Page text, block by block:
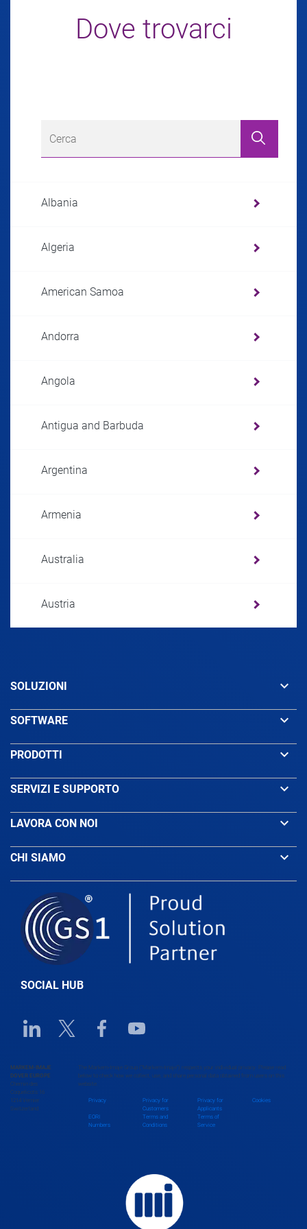
Dove trovarci
Albania
Algeria
American Samoa
Andorra
Angola
Antigua and Barbuda
Argentina
Armenia
Australia
Austria
Bahamas
Bangladesh
Barbados
Belgium
Belize
Bolivia
SOLUZIONI keyboard_arrow_down
SOFTWARE keyboard_arrow_down
PRODOTTI keyboard_arrow_down
SERVIZI E SUPPORTO keyboard_arrow_down
LAVORA CON NOI keyboard_arrow_down
CHI SIAMO keyboard_arrow_down
SOCIAL HUB
Linkedin URL link
Twitter URL linkFacebook URL link
Youtube URL link
MARKEM-IMAJE
DOVER EUROPE
Chemin des
Coquelicots 16
1214 Vernier
Switzerland
The Markem-Imaje Group (“Markem-Imaje”) respects your individual privacy. Please read
below to check how we collect, use, and share personal data obtained from users on this
website.
Privacy
Privacy for
Customers
Privacy for
Applicants
Cookies
EORI
Numbers
Terms and
Conditions
Terms of
Service